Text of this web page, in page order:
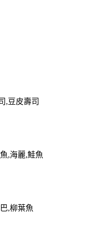
,豆皮壽司
,海麗,鮭魚
,柳葉魚